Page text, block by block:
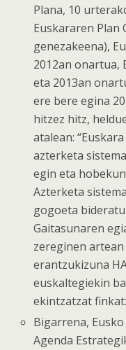
Plana, 10
Euskararen Plan
genezakeena),
2012an onartua,
eta 2013an
ere bere egina
hitzez hitz,
atalean:
azterketa
egin eta
Azterketa
gogoeta
Gaitasunaren
zereginen artean
erantzukizuna
euskaltegiekin
ekintzatzat
Bigarrena,
Agenda